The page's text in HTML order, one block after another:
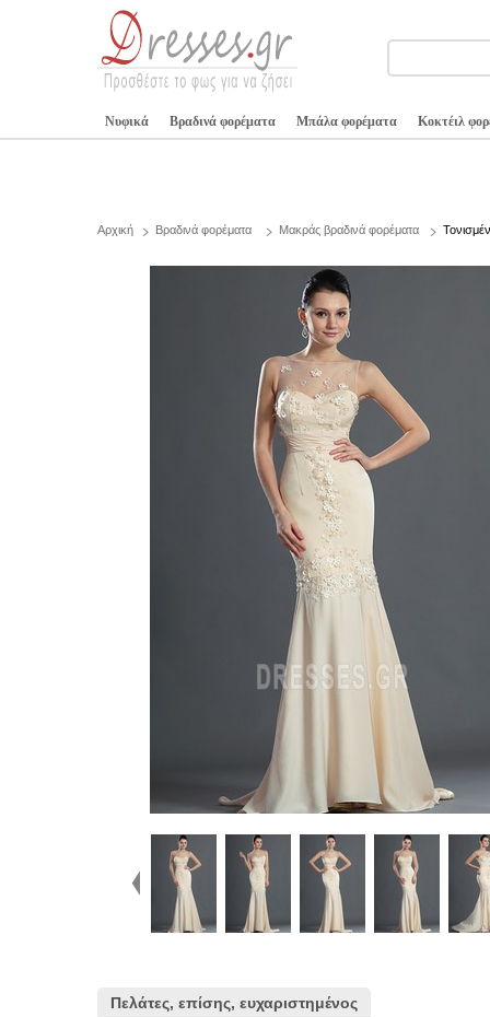
Νυφικά Βραδινά φορέματα Μπάλα φορέματα Κοκτέιλ
Αρχική Βραδινά φορέματα Μακράς βραδινά φορέματα
Πελάτες, επίσης, ευχαριστημένος